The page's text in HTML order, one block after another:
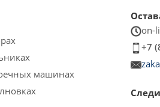
машинах
on-
+7